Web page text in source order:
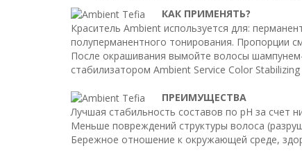
КАК ПРИМЕНЯТЬ?
Краситель Ambient используется для:
полуперманентного тонирования. Пропорции
После окрашивания вымойте волосы
стабилизатором Ambient Service Color Stabilizing
ПРЕИМУЩЕСТВА
Лучшая стабильность составов по pH за счет
Меньше повреждений структуры волоса
Бережное отношение к окружающей среде,